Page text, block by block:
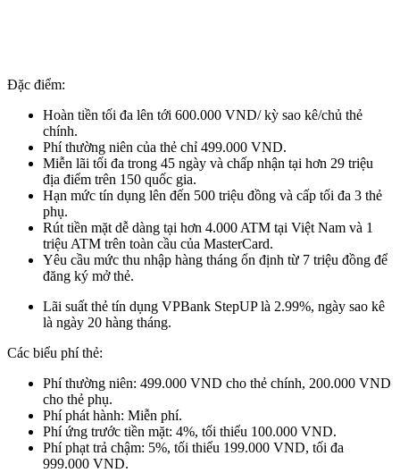
Đặc điểm:
Hoàn tiền tối đa lên tới 600.000 VND/ kỳ sao kê/chủ thẻ
chính.
Phí thường niên của thẻ chỉ 499.000 VND.
Miễn lãi tối đa trong 45 ngày và chấp nhận tại hơn 29 triệu
địa điểm trên 150 quốc gia.
Hạn mức tín dụng lên đến 500 triệu đồng và cấp tối đa 3 thẻ
phụ.
Rút tiền mặt dễ dàng tại hơn 4.000 ATM tại Việt Nam và 1
triệu ATM trên toàn cầu của MasterCard.
Yêu cầu mức thu nhập hàng tháng ổn định từ 7 triệu đồng để
đăng ký mở thẻ.
Lãi suất thẻ tín dụng VPBank StepUP là 2.99%, ngày sao kê
là ngày 20 hàng tháng.
Các biểu phí thẻ:
Phí thường niên: 499.000 VND cho thẻ chính, 200.000 VND
cho thẻ phụ.
Phí phát hành: Miễn phí.
Phí ứng trước tiền mặt: 4%, tối thiểu 100.000 VND.
Phí phạt trả chậm: 5%, tối thiểu 199.000 VND, tối đa
999.000 VND.